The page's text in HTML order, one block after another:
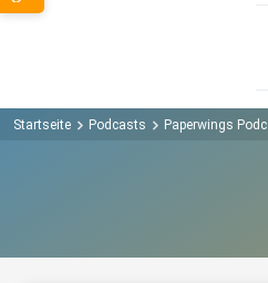
Startseite Podcasts Paperwings